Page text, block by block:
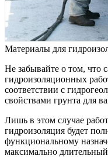
Материалы для
Не забывайте о том, что
гидроизоляционных
соответствии с
свойствами грунта для
Лишь в этом случае
гидроизоляция будет
функциональному
максимально